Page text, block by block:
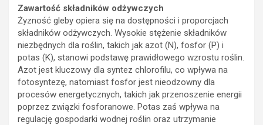
Zawartość składników odżywczych
Żyzność gleby opiera się na dostępności i proporcjach
składników odżywczych. Wysokie stężenie składników
niezbędnych dla roślin, takich jak azot (N), fosfor (P) i
potas (K), stanowi podstawę prawidłowego wzrostu roślin.
Azot jest kluczowy dla syntez chlorofilu, co wpływa na
fotosyntezę, natomiast fosfor jest nieodzowny dla
procesów energetycznych, takich jak przenoszenie energii
poprzez związki fosforanowe. Potas zaś wpływa na
regulację gospodarki wodnej roślin oraz utrzymanie